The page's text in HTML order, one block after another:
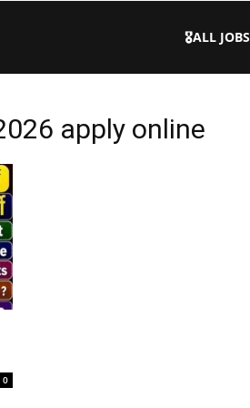
🎖️ALL JOBS
apply online
0